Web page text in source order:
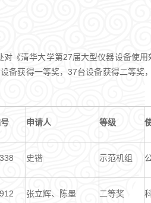
《清华大学第27届大型仪器设备使
备获得一等奖，37台设备获得二等
申请人 等级
史锴 示范机组
张立辉、陈墨 二等奖